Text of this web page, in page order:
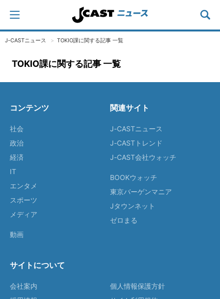
J-CASTニュース TOKIO課に関する記事 一覧
TOKIO課に関する記事 一覧
コンテンツ
社会
政治
経済
IT
エンタメ
スポーツ
メディア
動画
関連サイト
J-CASTニュース
J-CASTトレンド
J-CAST会社ウォッチ
BOOKウォッチ
東京バーゲンマニア
Jタウンネット
ゼロまる
サイトについて
会社案内
個人情報保護方針